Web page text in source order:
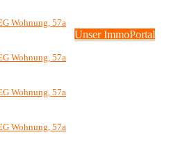
Unser ImmoPortal